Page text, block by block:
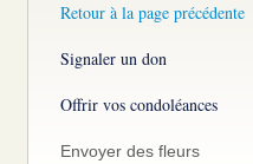
Retour à la page précédente
Signaler un don
Offrir vos condoléances
Envoyer des fleurs